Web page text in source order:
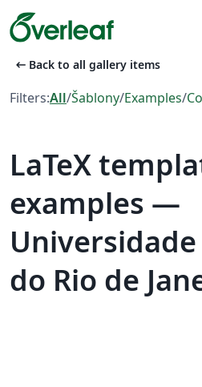
arrow_left_alt Back to all gallery items
Filters:All/Šablony/Examples/
LaTeX
examples —
do Rio de